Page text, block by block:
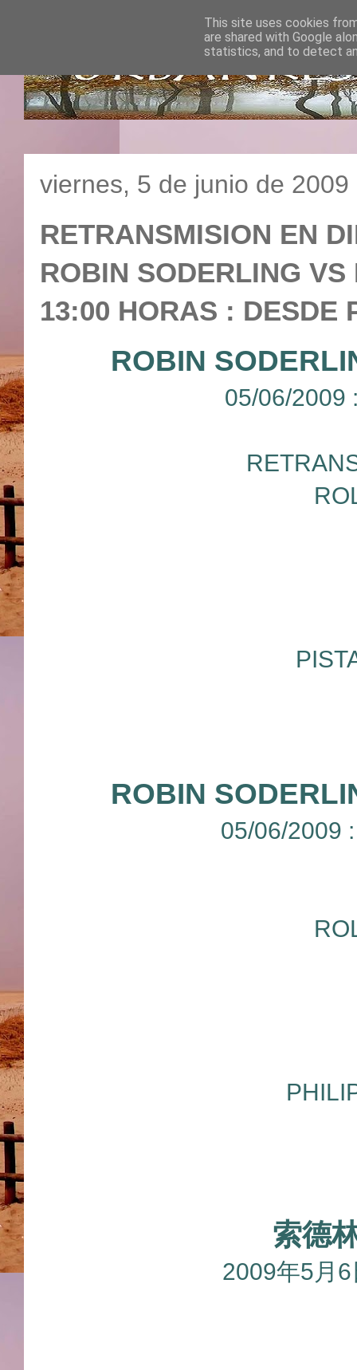
viernes, 5 de junio de 2009
RETRANSMISION EN
ROBIN SODERLING
13:00 HORAS : DESDE
ROBIN
05/06/2009
ROBIN
05/06/2009
索德
2009年5月
This site uses cookies
are shared with Google
statistics, and to detect